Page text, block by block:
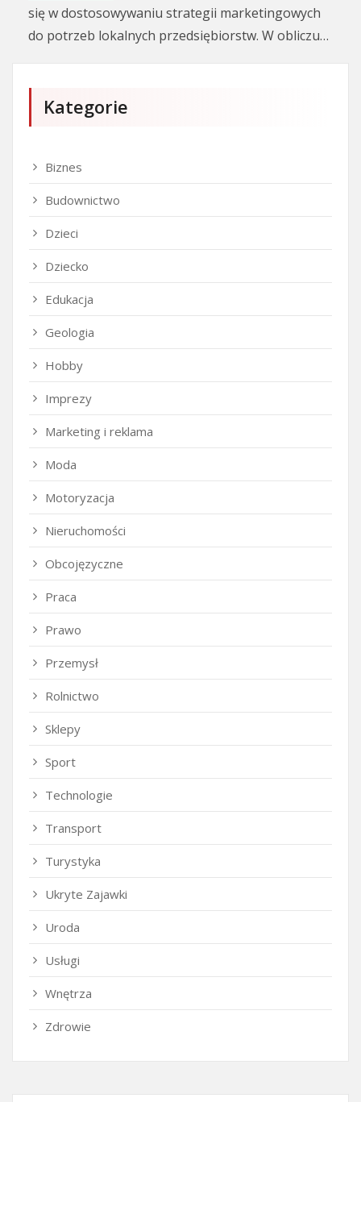
się w dostosowywaniu strategii marketingowych
do potrzeb lokalnych przedsiębiorstw. W obliczu…
Kategorie
Biznes
Budownictwo
Dzieci
Dziecko
Edukacja
Geologia
Hobby
Imprezy
Marketing i reklama
Moda
Motoryzacja
Nieruchomości
Obcojęzyczne
Praca
Prawo
Przemysł
Rolnictwo
Sklepy
Sport
Technologie
Transport
Turystyka
Ukryte Zajawki
Uroda
Usługi
Wnętrza
Zdrowie